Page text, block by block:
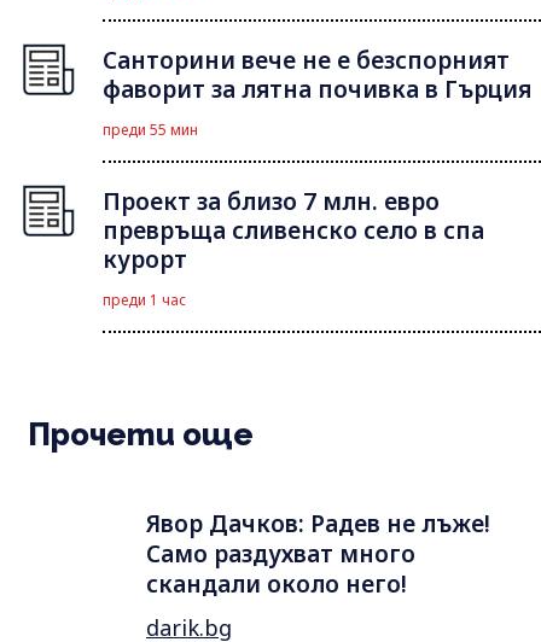
Санторини вече не е безспорният
фаворит за лятна почивка в Гърция
преди 55 мин
Проект за близо 7 млн. евро
превръща сливенско село в спа
курорт
преди 1 час
Прочети още
Явор Дачков: Радев не лъже!
Само раздухват много
скандали около него!
darik.bg